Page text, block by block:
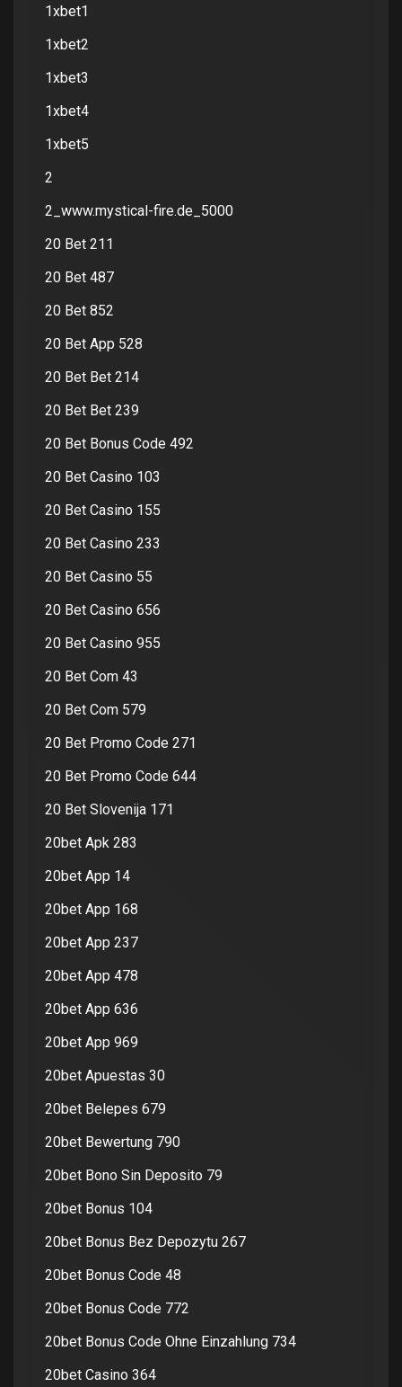
1xbet1
1xbet2
1xbet3
1xbet4
1xbet5
2
2_www.mystical-fire.de_5000
20 Bet 211
20 Bet 487
20 Bet 852
20 Bet App 528
20 Bet Bet 214
20 Bet Bet 239
20 Bet Bonus Code 492
20 Bet Casino 103
20 Bet Casino 155
20 Bet Casino 233
20 Bet Casino 55
20 Bet Casino 656
20 Bet Casino 955
20 Bet Com 43
20 Bet Com 579
20 Bet Promo Code 271
20 Bet Promo Code 644
20 Bet Slovenija 171
20bet Apk 283
20bet App 14
20bet App 168
20bet App 237
20bet App 478
20bet App 636
20bet App 969
20bet Apuestas 30
20bet Belepes 679
20bet Bewertung 790
20bet Bono Sin Deposito 79
20bet Bonus 104
20bet Bonus Bez Depozytu 267
20bet Bonus Code 48
20bet Bonus Code 772
20bet Bonus Code Ohne Einzahlung 734
20bet Casino 364